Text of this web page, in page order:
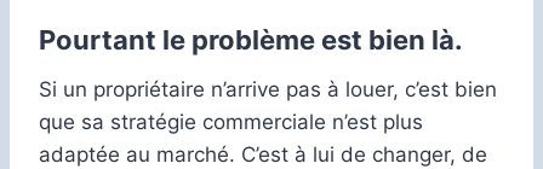
Pourtant le problème est bien là.
Si un propriétaire n’arrive pas à louer, c’est bien
que sa stratégie commerciale n’est plus
adaptée au marché. C’est à lui de changer, de